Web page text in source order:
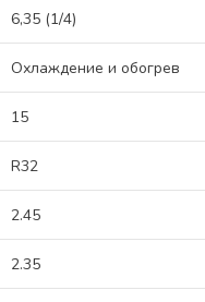
6,35 (1/4)
Охлаждение и обогрев
15
R32
2.45
2.35